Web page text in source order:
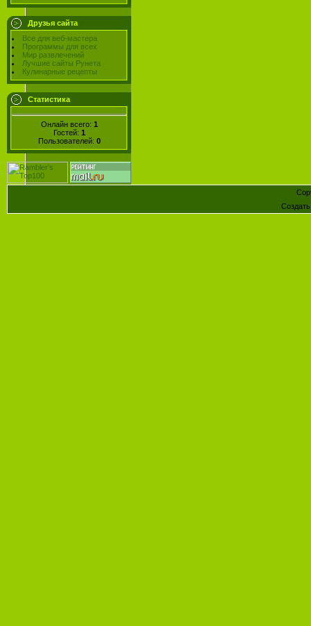
Друзья сайта
Все для веб-мастера
Программы для всех
Мир развлечений
Лучшие сайты Рунета
Кулинарные рецепты
Статистика
Онлайн всего: 1
Гостей: 1
Пользователей: 0